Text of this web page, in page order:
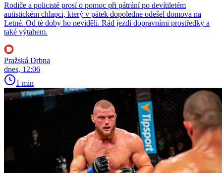
Rodiče a policisté prosí o pomoc při pátrání po devítiletém
autistickém chlapci, který v pátek dopoledne odešel domova na
Letné. Od té doby ho neviděli. Rád jezdí dopravními prostředky a
také výtahem.
Pražská Drbna
dnes, 12:06
1 min